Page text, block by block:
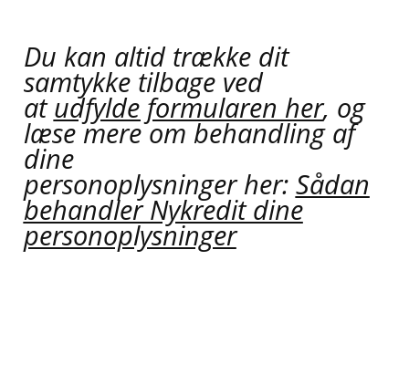
Du kan altid trække dit
samtykke tilbage ved
atudfylde formularen her, og
læse mere om behandling af
dine
personoplysninger her: Sådan
behandler Nykredit dine
personoplysninger